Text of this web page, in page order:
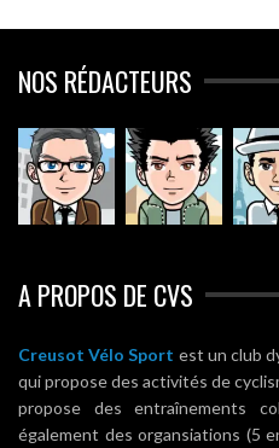
NOS RÉDACTEURS
A PROPOS DE CVS
Creusot Vélo Sport est un club
qui propose des activités de
propose des entraînements
également des organsiations (5